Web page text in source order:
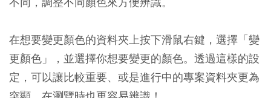
在想要變更顏色的資料夾上按下滑鼠右鍵，選擇「變
更顏色」，並選擇你想要變更的顏色。透過這樣的設
定，可以讓比較重要、或是進行中的專案資料夾更為